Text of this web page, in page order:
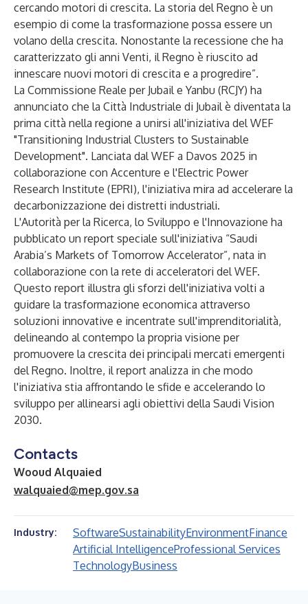
cercando motori di crescita. La storia del Regno è un
esempio di come la trasformazione possa essere un
volano della crescita. Nonostante la recessione che ha
caratterizzato gli anni Venti, il Regno è riuscito ad
innescare nuovi motori di crescita e a progredire”.
La Commissione Reale per Jubail e Yanbu (RCJY) ha
annunciato che la Città Industriale di Jubail è diventata la
prima città nella regione a unirsi all'iniziativa del WEF
"Transitioning Industrial Clusters to Sustainable
Development". Lanciata dal WEF a Davos 2025 in
collaborazione con Accenture e l'Electric Power
Research Institute (EPRI), l'iniziativa mira ad accelerare la
decarbonizzazione dei distretti industriali.
L'Autorità per la Ricerca, lo Sviluppo e l'Innovazione ha
pubblicato un report speciale sull'iniziativa “Saudi
Arabia’s Markets of Tomorrow Accelerator”, nata in
collaborazione con la rete di acceleratori del WEF.
Questo report illustra gli sforzi dell'iniziativa volti a
guidare la trasformazione economica attraverso
soluzioni innovative e incentrate sull'imprenditorialità,
delineando al contempo la propria visione per
promuovere la crescita dei principali mercati emergenti
del Regno. Inoltre, il report analizza in che modo
l'iniziativa stia affrontando le sfide e accelerando lo
sviluppo per allinearsi agli obiettivi della Saudi Vision
2030.
Contacts
Wooud Alquaied
walquaied@mep.gov.sa
Industry: SoftwareSustainabilityEnvironmentFinance
Artificial IntelligenceProfessional Services
TechnologyBusiness